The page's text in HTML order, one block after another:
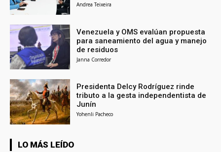
Andrea Teixeira
Venezuela y OMS evalúan propuesta
para saneamiento del agua y manejo
de residuos
Janna Corredor
Presidenta Delcy Rodríguez rinde
tributo a la gesta independentista de
Junín
Yohenli Pacheco
LO MÁS LEÍDO